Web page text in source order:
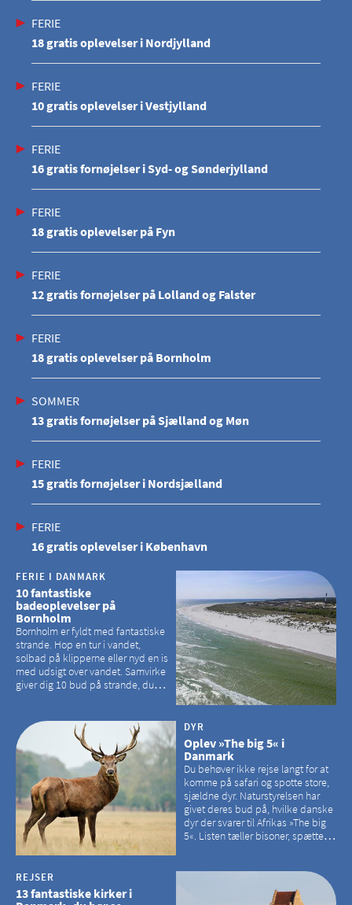
FERIE
18 gratis oplevelser i Nordjylland
FERIE
10 gratis oplevelser i Vestjylland
FERIE
16 gratis fornøjelser i Syd- og Sønderjylland
FERIE
18 gratis oplevelser på Fyn
FERIE
12 gratis fornøjelser på Lolland og Falster
FERIE
18 gratis oplevelser på Bornholm
SOMMER
13 gratis fornøjelser på Sjælland og Møn
FERIE
15 gratis fornøjelser i Nordsjælland
FERIE
16 gratis oplevelser i København
FERIE I DANMARK
10 fantastiske
badeoplevelser på
Bornholm
Bornholm er fyldt med fantastiske
strande. Hop en tur i vandet,
solbad på klipperne eller nyd en is
med udsigt over vandet. Samvirke
giver dig 10 bud på strande, du
DYR
Oplev »The big 5« i
Danmark
Du behøver ikke rejse langt for at
komme på safari og spotte store,
sjældne dyr. Naturstyrelsen har
givet deres bud på, hvilke danske
dyr der svarer til Afrikas »The big
5«. Listen tæller bisoner, spættede
REJSER
13 fantastiske kirker i